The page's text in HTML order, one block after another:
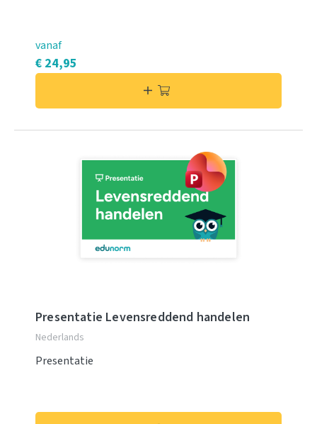
vanaf
€ 24,95
Presentatie Levensreddend handelen
Nederlands
Presentatie